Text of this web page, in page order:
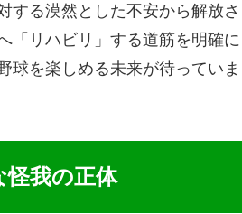
する漠然とした不安から解放さ
「リハビリ」する道筋を明確に
球を楽しめる未来が待っていま
怪我の正体